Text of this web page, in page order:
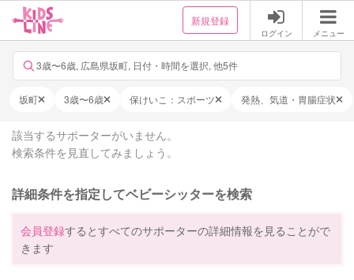
新規登録
ログイン メニュー
3歳〜6歳, 広島県坂町, 日付・時間を選択, 他5件
坂町 3歳〜6歳 保けいこ：スポーツ 発熱、気道・胃腸症状
該当するサポーターがいません。
検索条件を見直してみましょう。
詳細条件を指定してベビーシッターを検索
会員登録するとすべてのサポーターの詳細情報を見ることがで
きます